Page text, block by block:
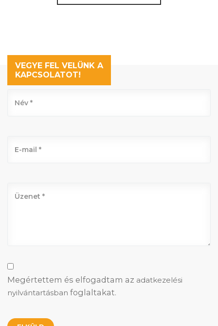
VEGYE FEL VELÜNK A
KAPCSOLATOT!
Megértettem és elfogadtam az adatkezelési
nyilvántartásban foglaltakat.